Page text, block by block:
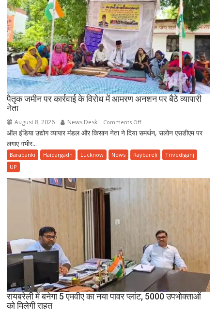
में
मारी
टक्कर,
घायल।
पैतृक जमीन पर कार्रवाई के विरोध में आमरण अनशन पर बैठे व्यापारी
नेता
August 8, 2026 News Desk Comments Offon
पैतृक
पर
व्यापारी
नेता
ऑल इंडिया उद्योग व्यापार मंडल और किसान नेता ने दिया समर्थन, सलोन एसडीएम पर
लगाए गंभीर...
Barabanki Haidargadh Lucknow News Raybareli
Trivediganj
UP
रायबरेली में बनेगा 5 एमवीए का नया पावर प्लांट, 5000 उपभोक्ताओं
को मिलेगी राहत